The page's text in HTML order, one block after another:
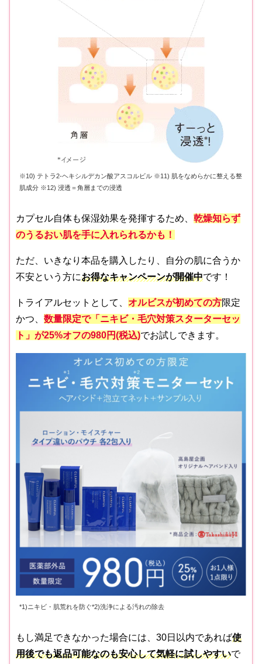
※10) テトラ2-ヘキシルデカン酸アスコルビル ※11) 肌をなめらかに整える整
肌成分 ※12) 浸透＝角層までの浸透
カプセル自体も保湿効果を発揮するため、 乾燥知らず
のうるおい肌を手に入れられるかも！
ただ、いきなり本品を購入したり、自分の肌に合うか
不安という方にお得なキャンペーンが開催中です！
トライアルセットとして、 オルビスが初めての方限定
かつ、 数量限定で「ニキビ・毛穴対策スターターセッ
ト」が25%オフの980円(税込)でお試しできます。
*1)ニキビ・肌荒れを防ぐ*2)洗浄による汚れの除去
もし満足できなかった場合には、30日以内であれば使
用後でも返品可能なのも安心して気軽に試しやすいで